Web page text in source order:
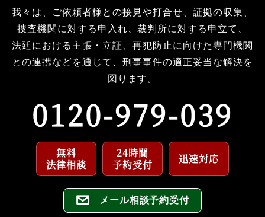
我々は、ご依頼者様との接見や打合せ、 証拠の収集、
捜査機関に対する申入れ、裁判所に対する申立て、
法廷における主張・立証、再犯防止に向けた専門機関
との連携などを通じて、刑事事件の適正妥当な解決を
図ります。
0120-979-039
無料
法律相談
24時間
予約受付
迅速対応
メール相談予約受付